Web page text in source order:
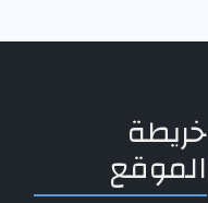
خريطة
الموقع